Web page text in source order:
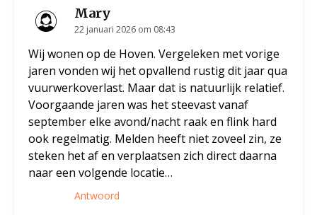
Mary
22 januari 2026 om 08:43
Wij wonen op de Hoven. Vergeleken met vorige
jaren vonden wij het opvallend rustig dit jaar qua
vuurwerkoverlast. Maar dat is natuurlijk relatief.
Voorgaande jaren was het steevast vanaf
september elke avond/nacht raak en flink hard
ook regelmatig. Melden heeft niet zoveel zin, ze
steken het af en verplaatsen zich direct daarna
naar een volgende locatie…
Antwoord